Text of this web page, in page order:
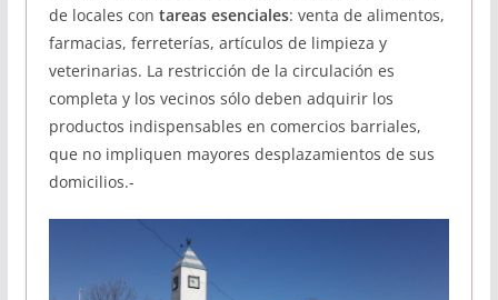
de locales con tareas esenciales: venta de alimentos,
farmacias, ferreterías, artículos de limpieza y
veterinarias. La restricción de la circulación es
completa y los vecinos sólo deben adquirir los
productos indispensables en comercios barriales,
que no impliquen mayores desplazamientos de sus
domicilios.-